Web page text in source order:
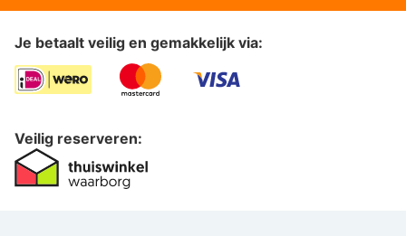
Je betaalt veilig en gemakkelijk via:
Veilig reserveren: